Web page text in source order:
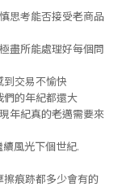
思考能否接受老商品
盡所能處理好每個問
交易不愉快
們的年紀都還大
年紀真的老邁需要來
風光下個世紀.
痕跡都多少會有的